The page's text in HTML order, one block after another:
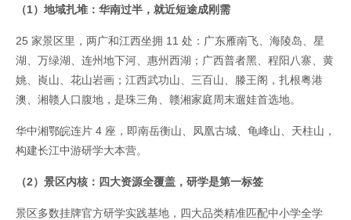
（1）地域扎堆：华南过半，就近短途成刚需
25 家景区里，两广和江西坐拥 11 处：广东雁南飞、海陵岛、星
湖、万绿湖、连州地下河、惠州西湖；广西普者黑、程阳八寨、黄
姚、崀山、花山岩画；江西武功山、三百山、滕王阁，扎根粤港
澳、湘赣人口腹地，是珠三角、赣湘家庭周末遛娃首选地。
华中湘鄂皖连片 4 座，即南岳衡山、凤凰古城、龟峰山、天柱山，
构建长江中游研学大本营。
（2）景区内核：四大资源全覆盖，研学是第一标签
景区多数挂牌官方研学实践基地，四大品类精准匹配中小学全学